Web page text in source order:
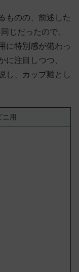
ものの、前述した
じだったので、
に特別感が備わっ
に注目しつつ、
し、カップ麺とし
用